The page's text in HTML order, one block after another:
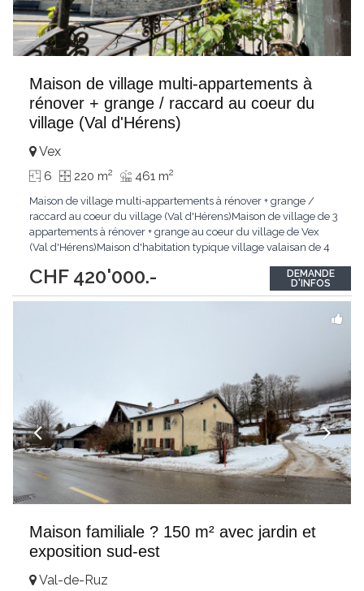
Maison de village multi-appartements à
rénover + grange / raccard au coeur du
village (Val d'Hérens)
CHF 420'000.-
Vex
6 220 m2 461 m2
Maison de village multi-appartements à rénover + grange /
raccard au coeur du village (Val d'Hérens)Maison de village de 3
appartements à rénover + grange au coeur du village de Vex
(Val d'Hérens)Maison d'habitation typique village valaisan de 4
ainsi que d'une grange indépendante avec fort potentiel de
transformation.1. Maison multi-appartements...
DEMANDE
D'INFOS
Maison familiale ? 150 m² avec jardin et
exposition sud-est
Val-de-Ruz